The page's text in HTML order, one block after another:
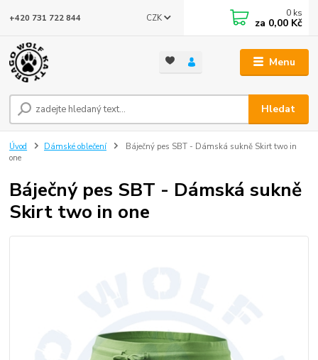
Menu
CZK
Hledat
+420 731 722 844 0 ks
za 0,00 Kč
Úvod Dámské oblečení
Báječný pes SBT - Dámská sukně Skirt two in
one
Báječný pes SBT - Dámská sukně
Skirt two in one